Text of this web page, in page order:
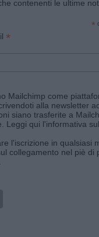
contenenti le ultime
*
*
Mailchimp come
alla newsletter
siano trasferite a
Leggi qui l'informativa
l'iscrizione in qualsiasi
collegamento nel piè di